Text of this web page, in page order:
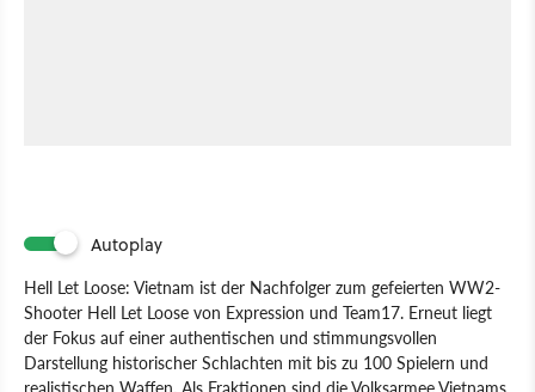
Autoplay
Hell Let Loose: Vietnam ist der Nachfolger zum gefeierten WW2-
Shooter Hell Let Loose von Expression und Team17. Erneut liegt
der Fokus auf einer authentischen und stimmungsvollen
Darstellung historischer Schlachten mit bis zu 100 Spielern und
realistischen Waffen. Als Fraktionen sind die Volksarmee Vietnams